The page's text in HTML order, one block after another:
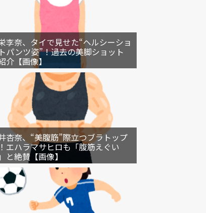
李奈、タイで見せた“ヘルシーショ
パンツ姿”！過去の美脚ショット
介【画像】
杏奈、“美腹筋”際立つブラトップ
エハラマサヒロも「腹筋えぐい
と絶賛【画像】